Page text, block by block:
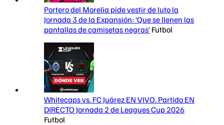
Portero del Morelia pide vestir de luto la
Jornada 3 de la Expansión: ‘Que se llenen las
pantallas de camisetas negras’ Futbol
Whitecaps vs. FC Juárez EN VIVO. Partido EN
DIRECTO Jornada 2 de Leagues Cup 2026
Futbol